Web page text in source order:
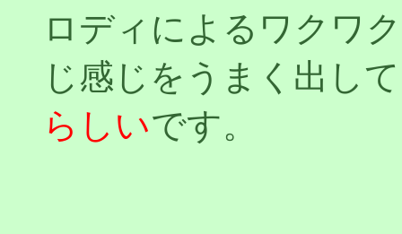
ロディによるワクワ
じ感じをうまく出し
らしいです。